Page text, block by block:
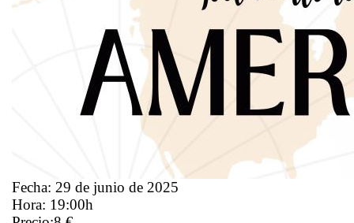
Fecha: 29 de junio de 2025
Hora: 19:00h